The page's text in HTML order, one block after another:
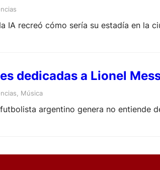
IA recreó cómo sería su estadía en la
dedicadas a Lionel
, Música
argentino genera no entiende